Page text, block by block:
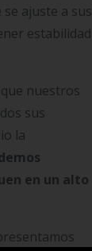
ajuste a sus
estabilidad
nuestros
sus
la
en un alto